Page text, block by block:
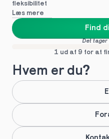
fleksibilitet
Læs mere
Find
Det tager
1 ud af 9 for at
Hvem er du?